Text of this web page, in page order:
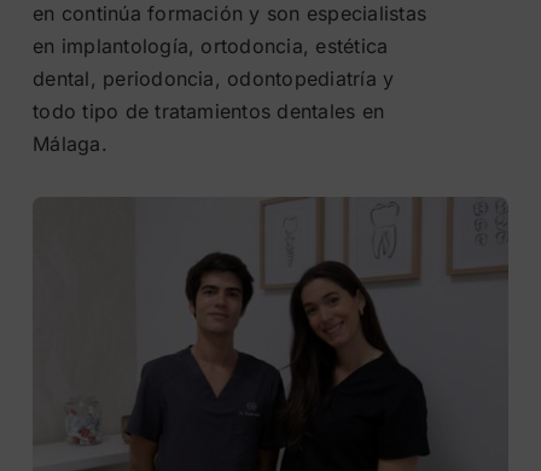
en continúa formación y son especialistas
en implantología, ortodoncia, estética
dental, periodoncia, odontopediatría y
todo tipo de tratamientos dentales en
Málaga.